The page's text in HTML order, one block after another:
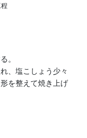
。
、塩こしょう少々
を整えて焼き上げ